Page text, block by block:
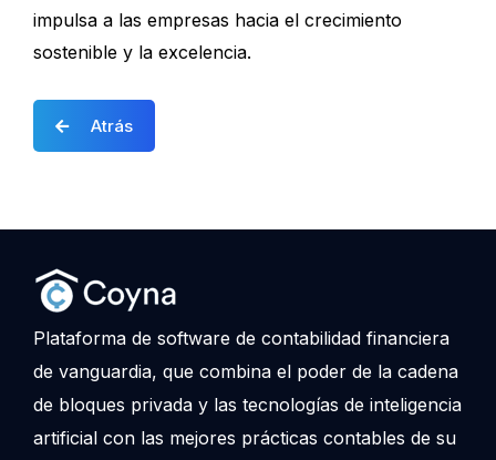
impulsa a las empresas hacia el crecimiento
sostenible y la excelencia.
Atrás
Plataforma de software de contabilidad financiera
de vanguardia, que combina el poder de la cadena
de bloques privada y las tecnologías de inteligencia
artificial con las mejores prácticas contables de su